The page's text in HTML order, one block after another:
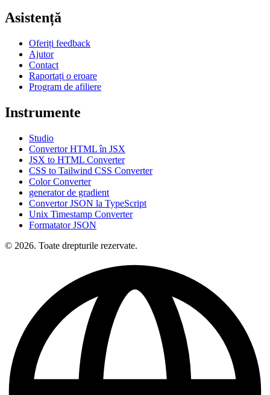
Asistență
Oferiți feedback
Ajutor
Contact
Raportați o eroare
Program de afiliere
Instrumente
Studio
Convertor HTML în JSX
JSX to HTML Converter
CSS to Tailwind CSS Converter
Color Converter
generator de gradient
Convertor JSON la TypeScript
Unix Timestamp Converter
Formatator JSON
© 2026. Toate drepturile rezervate.